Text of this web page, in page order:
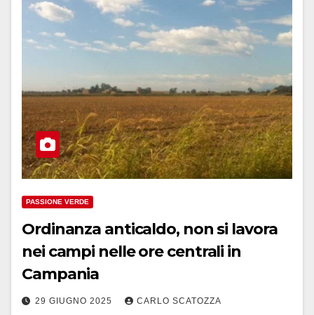
PASSIONE VERDE
Ordinanza anticaldo, non si lavora
nei campi nelle ore centrali in
Campania
29 GIUGNO 2025 CARLO SCATOZZA